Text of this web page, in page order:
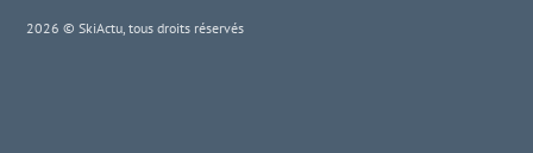
2026 © SkiActu, tous droits réservés